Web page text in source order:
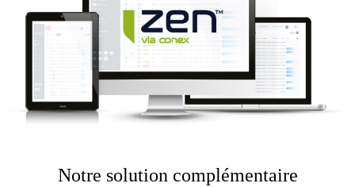
Notre solution complémentaire